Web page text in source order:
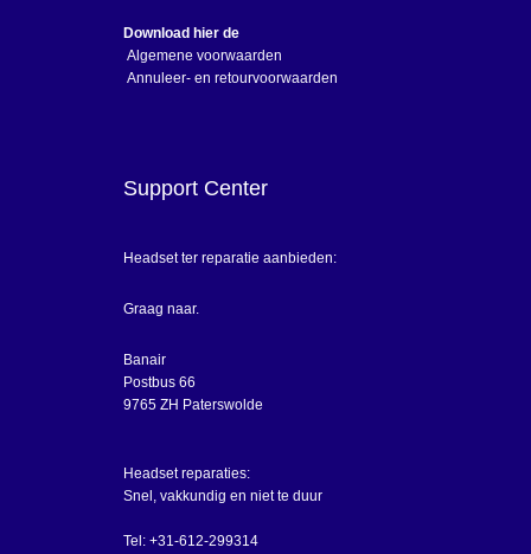
Download hier de
Algemene voorwaarden
Annuleer- en retourvoorwaarden
Support Center
Headset ter reparatie aanbieden:
Graag naar.
Banair
Postbus 66
9765 ZH Paterswolde
Headset reparaties:
Snel, vakkundig en niet te duur
Tel: +31-612-299314